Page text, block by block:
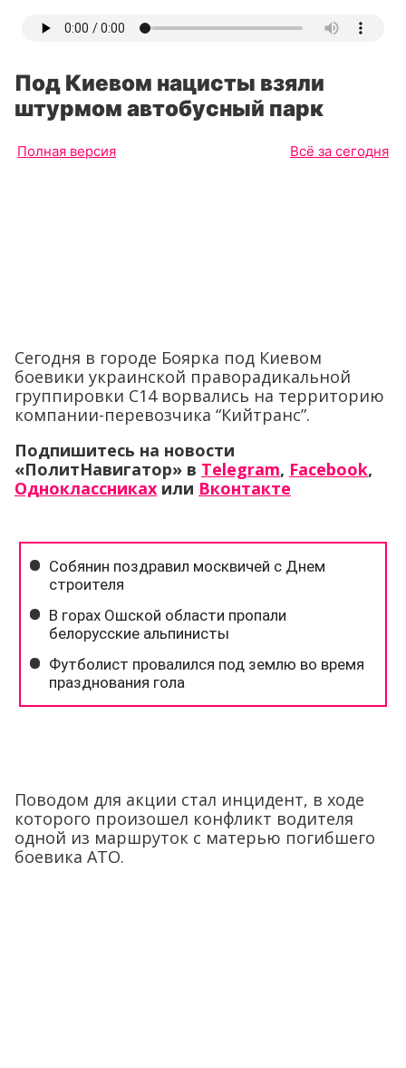
Под Киевом нацисты взяли
штурмом автобусный парк
Полная версия Всё за сегодня
Сегодня в городе Боярка под Киевом
боевики украинской праворадикальной
группировки С14 ворвались на территорию
компании-перевозчика “Кийтранс”.
Подпишитесь на новости
«ПолитНавигатор» в Telegram, Facebook,
Одноклассниках или Вконтакте
Поводом для акции стал инцидент, в ходе
которого произошел конфликт водителя
одной из маршруток с матерью погибшего
боевика АТО.